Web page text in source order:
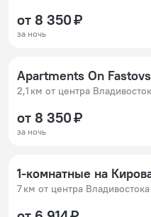
от 8 350 ₽
за ночь
Apartments On
2,1 км от центра
от 8 350 ₽
за ночь
1-комнатные на
7 км от центра Владивостока